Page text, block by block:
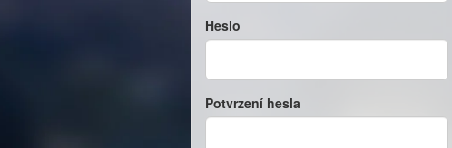
Heslo
Potvrzení hesla